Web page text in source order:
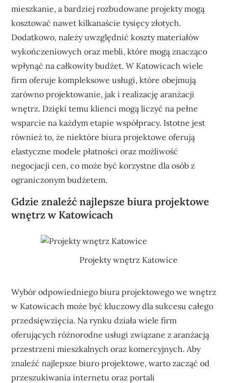
mieszkanie, a bardziej rozbudowane projekty mogą
kosztować nawet kilkanaście tysięcy złotych.
Dodatkowo, należy uwzględnić koszty materiałów
wykończeniowych oraz mebli, które mogą znacząco
wpłynąć na całkowity budżet. W Katowicach wiele
firm oferuje kompleksowe usługi, które obejmują
zarówno projektowanie, jak i realizację aranżacji
wnętrz. Dzięki temu klienci mogą liczyć na pełne
wsparcie na każdym etapie współpracy. Istotne jest
również to, że niektóre biura projektowe oferują
elastyczne modele płatności oraz możliwość
negocjacji cen, co może być korzystne dla osób z
ograniczonym budżetem.
Gdzie znaleźć najlepsze biura projektowe
wnętrz w Katowicach
Projekty wnętrz Katowice
Wybór odpowiedniego biura projektowego we wnętrz
w Katowicach może być kluczowy dla sukcesu całego
przedsięwzięcia. Na rynku działa wiele firm
oferujących różnorodne usługi związane z aranżacją
przestrzeni mieszkalnych oraz komercyjnych. Aby
znaleźć najlepsze biuro projektowe, warto zacząć od
przeszukiwania internetu oraz portali